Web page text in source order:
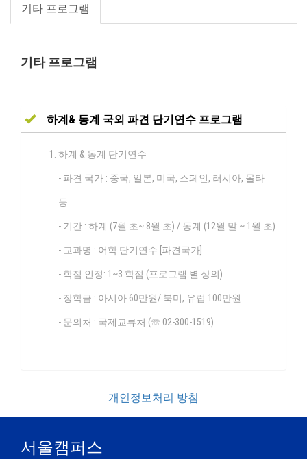
기타 프로그램
기타 프로그램
하계& 동계 국외 파견 단기연수 프로그램
하계 & 동계 단기연수
- 파견 국가 : 중국, 일본, 미국, 스페인, 러시아, 몰타
등
- 기간 : 하계 (7월 초~ 8월 초) / 동계 (12월 말 ~ 1월 초)
- 교과명 : 어학 단기연수 [파견국가]
- 학점 인정: 1~3 학점 (프로그램 별 상의)
- 장학금 : 아시아 60만원/ 북미, 유럽 100만원
- 문의처 : 국제교류처 (☏ 02-300-1519)
개인정보처리 방침
서울캠퍼스